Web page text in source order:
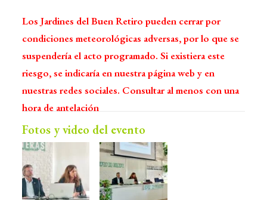
Los Jardines del Buen Retiro pueden cerrar por
condiciones meteorológicas adversas, por lo que se
suspendería el acto programado. Si existiera este
riesgo, se indicaría en nuestra página web y en
nuestras redes sociales. Consultar al menos con una
hora de antelación
Fotos y video del evento